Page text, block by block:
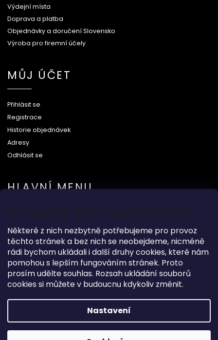
Tyto webové stránky používají cookies
Některé z nich nezbytně potřebujeme pro provoz
těchto stránek a bez nich se neobejdeme, nicméně
rádi bychom ukládali i další druhy cookies, které nám
pomohou s lepším fungováním stránek. Proto
prosím udělte souhlas. Rozsah ukládání souborů
cookies si můžete v budoucnu kdykoliv změnit.
Nastavení
Výdejní místa
Doprava a platba
Objednávky a doručení Slovensko
Výroba pro firemní účely
MŮJ ÚČET
Přihlásit se
Registrace
Historie objednávek
Adresy
Odhlásit se
HLAVNÍ MENU
Na svatbu
Dárkové předměty
Módní doplňky
O nás
. Všechna práva vyhrazena.